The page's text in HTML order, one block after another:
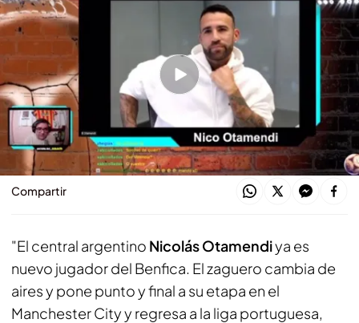
La estrella del Benfica que estuvo a
punto de volver a Valencia: "Hubo un
sondeo"
David Torres
27 NOV 2021 - 09:12h.
Compartir
"El central argentino Nicolás Otamendiya es
nuevo jugador del Benfica. El zaguero cambia de
aires y pone punto y final a su etapa en el
Manchester City y regresa a la liga portuguesa,